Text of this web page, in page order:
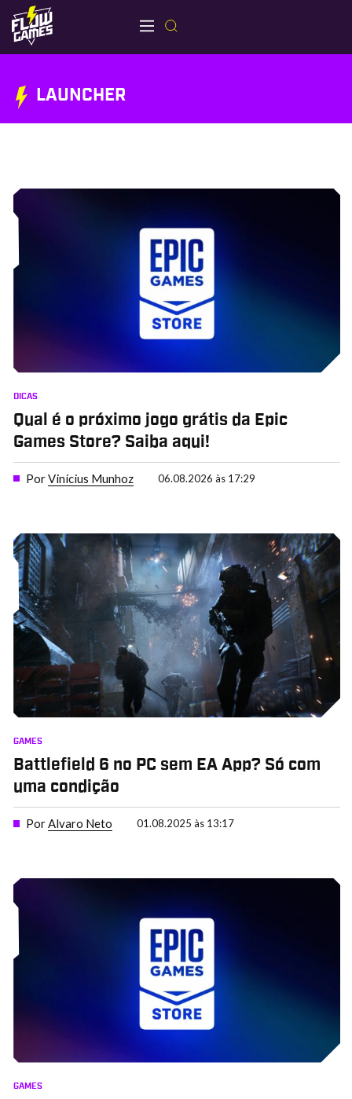
LAUNCHER
DICAS
Qual é o próximo jogo grátis da Epic
Games Store? Saiba aqui!
PorVinícius Munhoz 06.08.2026 às 17:29
GAMES
Battlefield 6 no PC sem EA App? Só com
uma condição
PorAlvaro Neto 01.08.2025 às 13:17
GAMES